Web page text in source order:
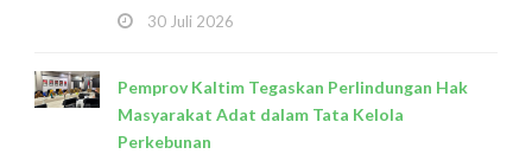
30 Juli 2026
Pemprov Kaltim Tegaskan Perlindungan Hak
Masyarakat Adat dalam Tata Kelola
Perkebunan